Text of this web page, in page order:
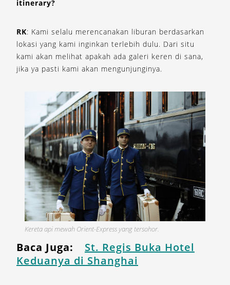
itinerary?
RK: Kami selalu merencanakan liburan berdasarkan
lokasi yang kami inginkan terlebih dulu. Dari situ
kami akan melihat apakah ada galeri keren di sana,
jika ya pasti kami akan mengunjunginya.
Kereta api mewah Orient-Express yang tersohor.
Baca Juga:
St. Regis Buka Hotel
Keduanya di Shanghai